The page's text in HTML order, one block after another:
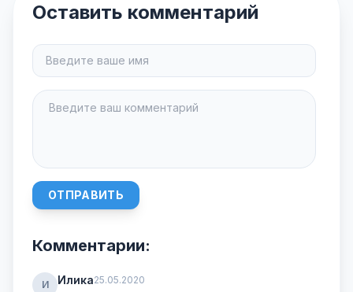
Оставить комментарий
ОТПРАВИТЬ
Комментарии:
И Илика25.05.2020